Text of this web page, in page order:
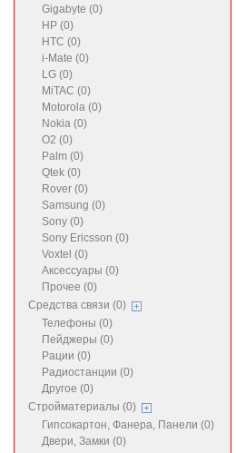
Gigabyte (0)
HP (0)
HTC (0)
i-Mate (0)
LG (0)
MiTAC (0)
Motorola (0)
Nokia (0)
O2 (0)
Palm (0)
Qtek (0)
Rover (0)
Samsung (0)
Sony (0)
Sony Ericsson (0)
Voxtel (0)
Аксессуары (0)
Прочее (0)
Средства связи (0)
Телефоны (0)
Пейджеры (0)
Рации (0)
Радиостанции (0)
Другое (0)
Стройматериалы (0)
Гипсокартон, Фанера, Панели (0)
Двери, Замки (0)